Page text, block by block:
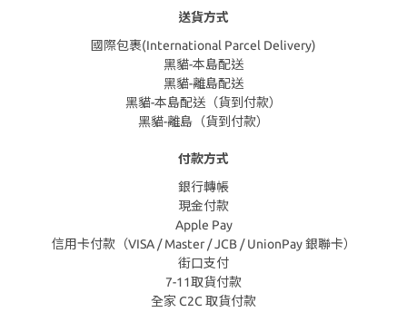
送貨方式
國際包裹(International Parcel Delivery)
黑貓-本島配送
黑貓-離島配送
黑貓-本島配送（貨到付款）
黑貓-離島（貨到付款）
付款方式
銀行轉帳
現金付款
Apple Pay
信用卡付款（VISA / Master / JCB / UnionPay 銀聯卡）
街口支付
7-11取貨付款
全家 C2C 取貨付款